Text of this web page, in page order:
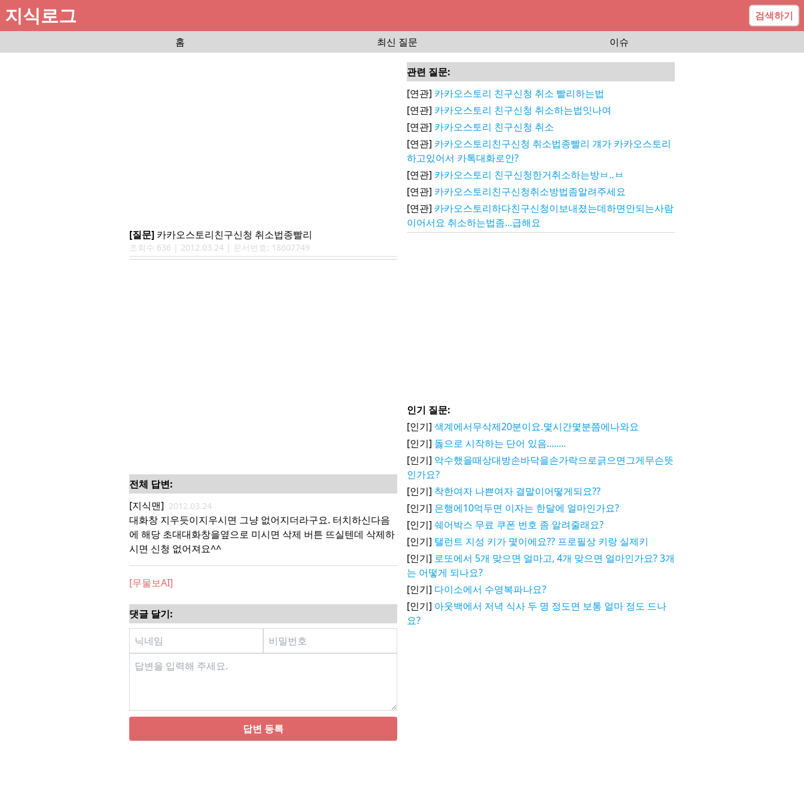
지식로그
검색하기
홈
최신 질문 이슈
[질문] 카카오스토리친구신청 취소법종빨리
조회수 636 | 2012.03.24 | 문서번호: 18607749
전체 답변:
[지식맨] 2012.03.24
대화창 지우듯이지우시면 그냥 없어지더라구요. 터치하신다음
에 해당 초대대화창을옆으로 미시면 삭제 버튼 뜨실텐데 삭제하
시면 신청 없어져요^^
[무물보AI]
댓글 달기:
답변 등록
관련 질문:
[연관] 카카오스토리 친구신청 취소 빨리하는법
[연관] 카카오스토리 친구신청 취소하는법잇나여
[연관] 카카오스토리 친구신청 취소
[연관] 카카오스토리친구신청 취소법종빨리 걔가 카카오스토리
하고있어서 카톡대화로안?
[연관] 카카오스토리 친구신청한거취소하는방ㅂ‥ㅂ
[연관] 카카오스토리친구신청취소방법좀알려주세요
[연관] 카카오스토리하다친구신청이보내졌는데하면안되는사람
이어서요 취소하는법좀...급해요
인기 질문:
[인기] 색계에서무삭제20분이요.몇시간몇분쯤에나와요
[인기] 돓으로 시작하는 단어 있음........
[인기] 악수했을때상대방손바닥을손가락으로긁으면그게무슨뜻
인가요?
[인기] 착한여자 나쁜여자 결말이어떻게되요??
[인기] 은행에10억두면 이자는 한달에 얼마인가요?
[인기] 쉐어박스 무료 쿠폰 번호 좀 알려줄래요?
[인기] 탤런트 지성 키가 몇이에요?? 프로필상 키랑 실제키
[인기] 로또에서 5개 맞으면 얼마고, 4개 맞으면 얼마인가요? 3개
는 어떻게 되나요?
[인기] 다이소에서 수영복파나요?
[인기] 아웃백에서 저녁 식사 두 명 정도면 보통 얼마 정도 드나
요?